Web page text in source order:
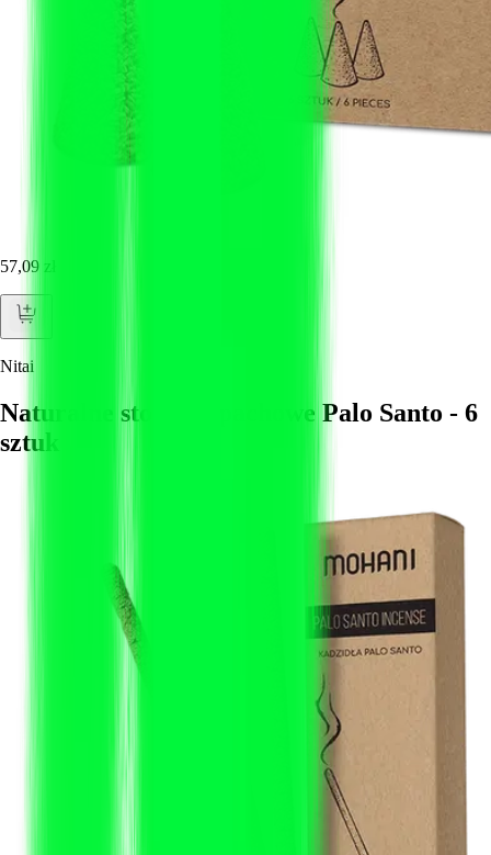
57,09 zł
Nitai
Naturalne stożki zapachowe Palo Santo - 6
sztuk